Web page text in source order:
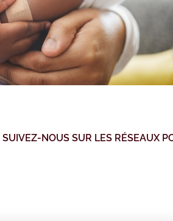
SUIVEZ-NOUS SUR LES RÉSEAUX